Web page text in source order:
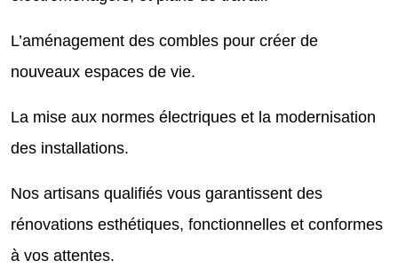
L’aménagement des combles pour créer de
nouveaux espaces de vie.
La mise aux normes électriques et la modernisation
des installations.
Nos artisans qualifiés vous garantissent des
rénovations esthétiques, fonctionnelles et conformes
à vos attentes.